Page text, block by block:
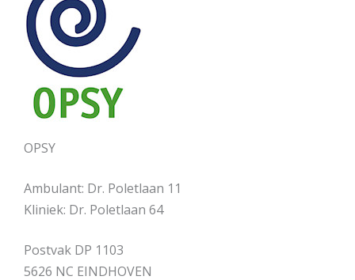
OPSY
Ambulant: Dr. Poletlaan 11
Kliniek: Dr. Poletlaan 64
Postvak DP 1103
5626 NC EINDHOVEN